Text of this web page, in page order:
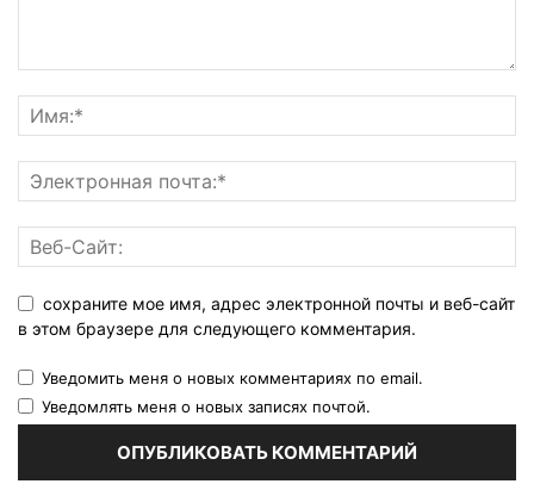
сохраните мое имя, адрес электронной почты и веб-сайт
в этом браузере для следующего комментария.
Уведомить меня о новых комментариях по email.
Уведомлять меня о новых записях почтой.